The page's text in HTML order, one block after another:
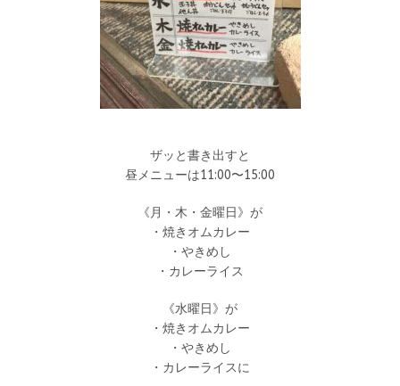
ザッと書き出すと
昼メニューは11:00〜15:00
《月・木・金曜日》が
・焼きオムカレー
・やきめし
・カレーライス
《水曜日》が
・焼きオムカレー
・やきめし
・カレーライスに